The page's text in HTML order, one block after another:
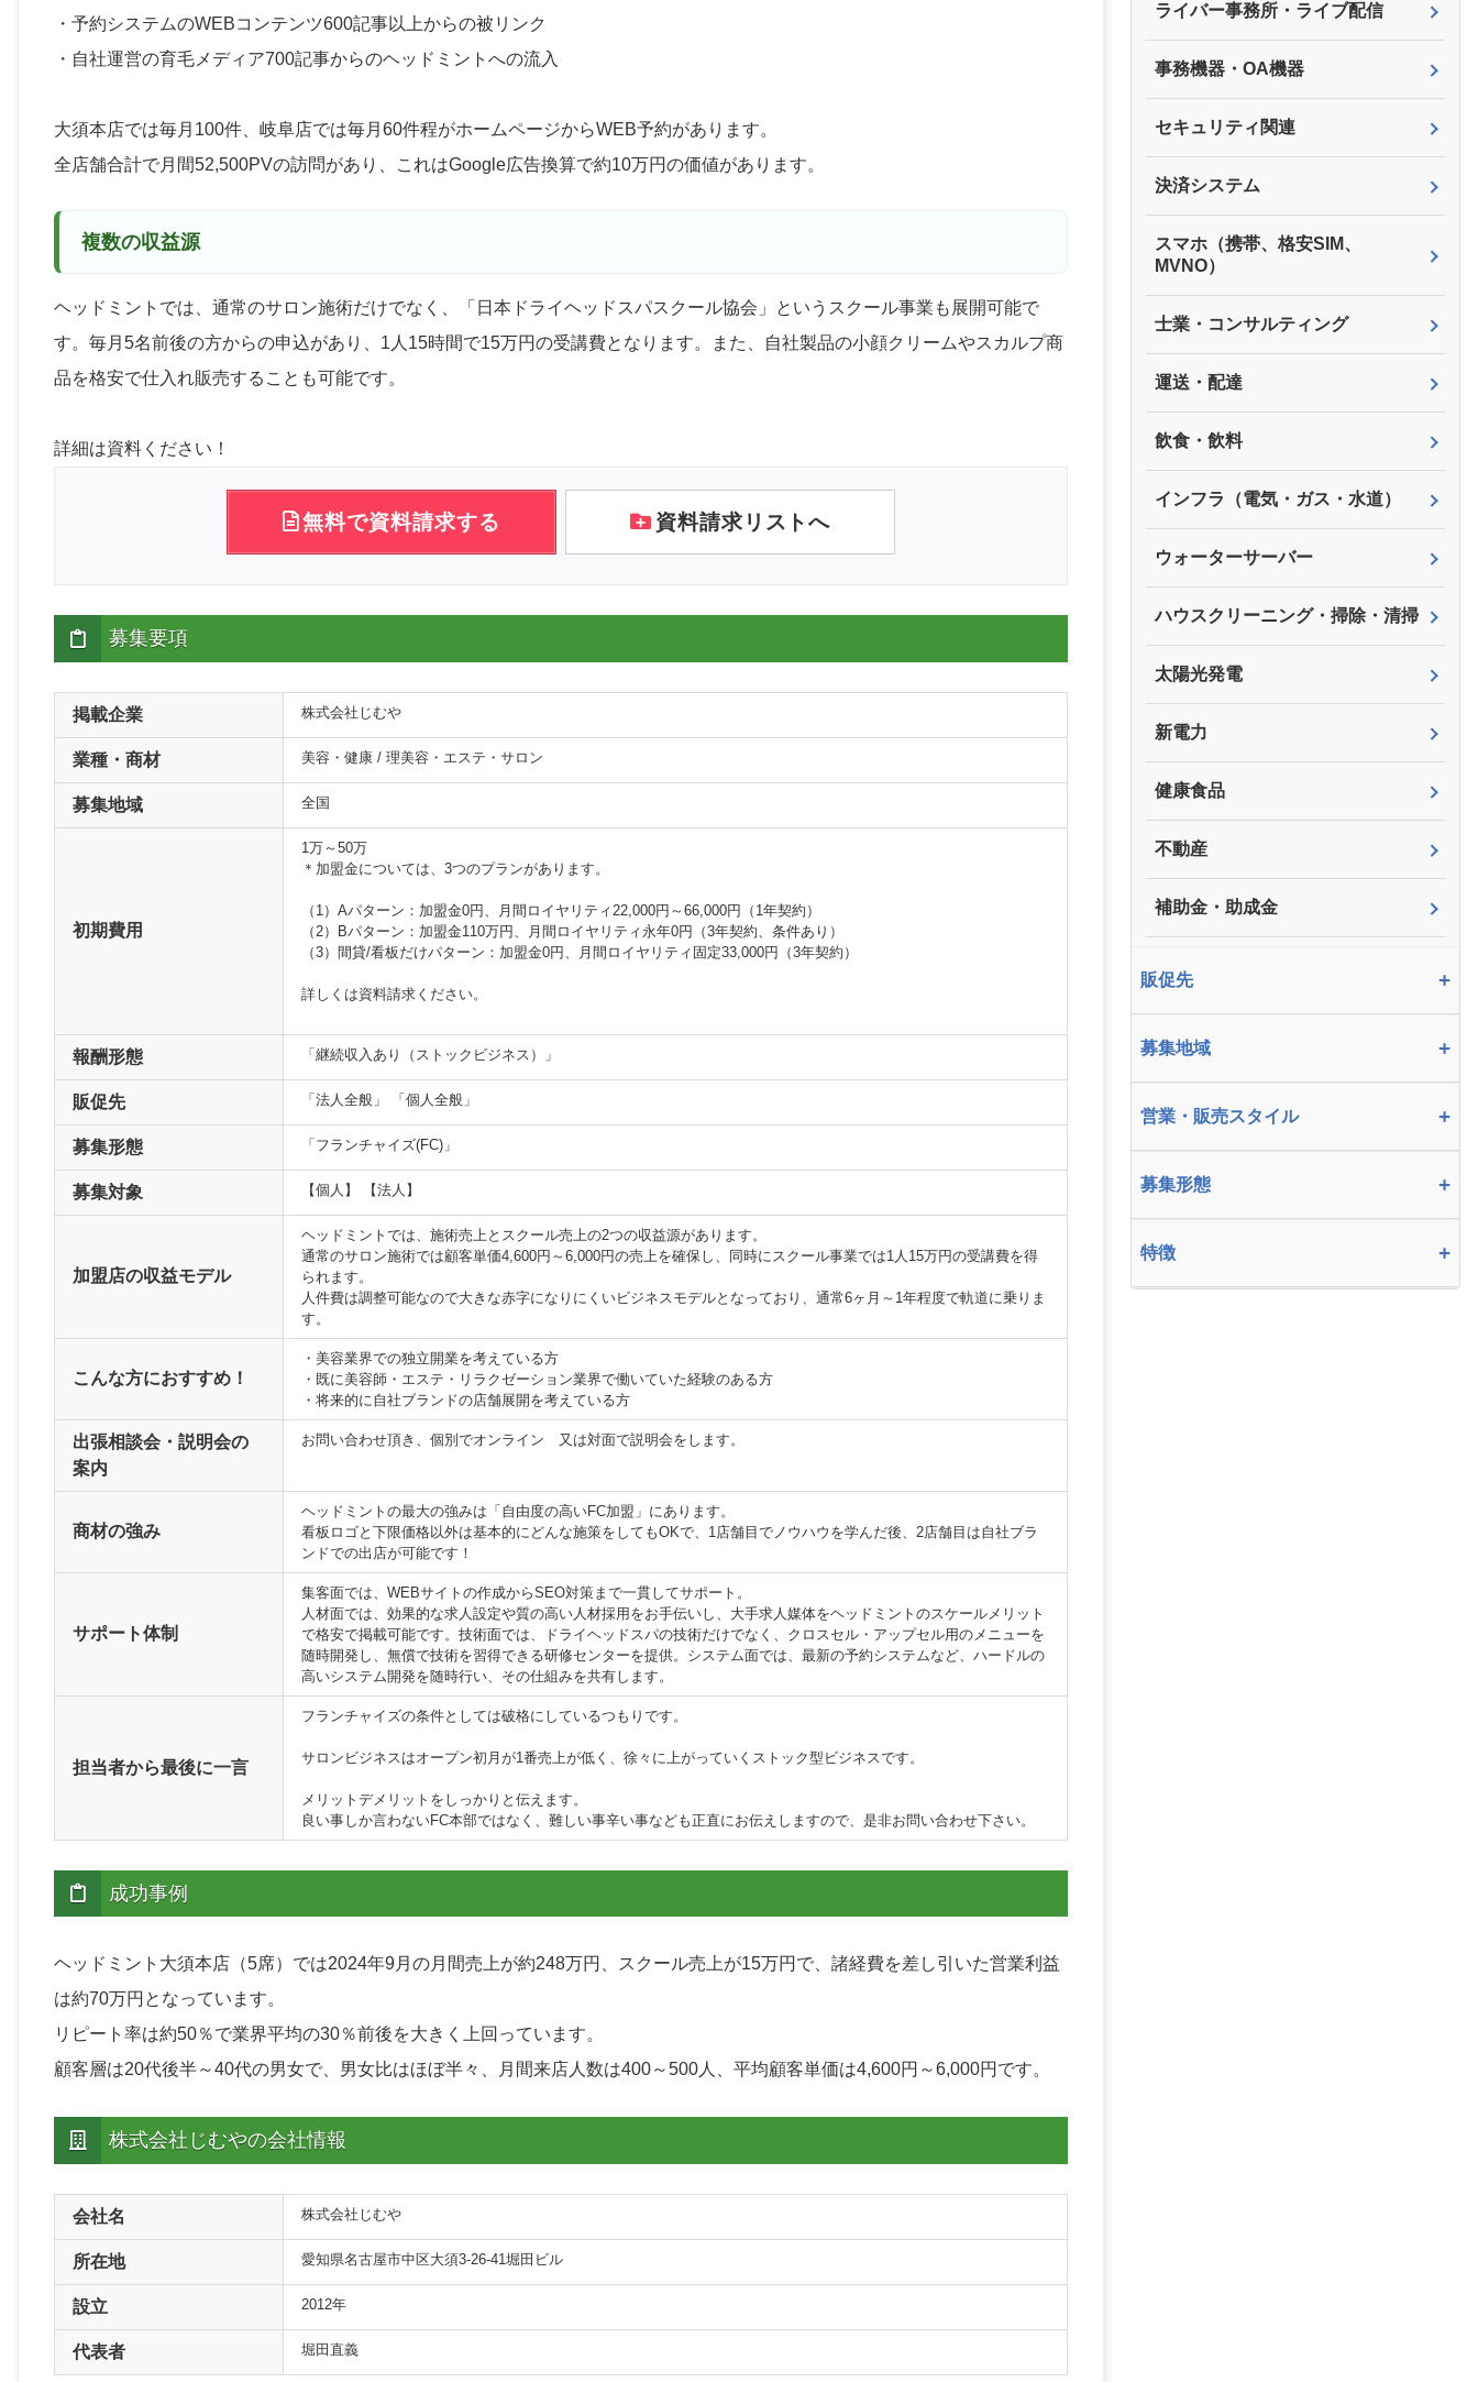
・予約システムのWEBコンテンツ600記事以上からの被リンク
・自社運営の育毛メディア700記事からのヘッドミントへの流入
大須本店では毎月100件、岐阜店では毎月60件程がホームページからWEB予約があります。
全店舗合計で月間52,500PVの訪問があり、これはGoogle広告換算で約10万円の価値があります。
複数の収益源
ヘッドミントでは、通常のサロン施術だけでなく、「日本ドライヘッドスパスクール協会」というスクール事業も展開可能で
す。毎月5名前後の方からの申込があり、1人15時間で15万円の受講費となります。また、自社製品の小顔クリームやスカルプ商
品を格安で仕入れ販売することも可能です。
詳細は資料ください！
無料で資料請求する 資料請求リストへ
募集要項
掲載企業 株式会社じむや
業種・商材 美容・健康 / 理美容・エステ・サロン
募集地域 全国
初期費用
1万～50万
＊加盟金については、3つのプランがあります。
（1）Aパターン：加盟金0円、月間ロイヤリティ22,000円～66,000円（1年契約）
（2）Bパターン：加盟金110万円、月間ロイヤリティ永年0円（3年契約、条件あり）
（3）間貸/看板だけパターン：加盟金0円、月間ロイヤリティ固定33,000円（3年契約）
詳しくは資料請求ください。
報酬形態 「継続収入あり（ストックビジネス）」
販促先 「法人全般」 「個人全般」
募集形態 「フランチャイズ(FC)」
募集対象 【個人】 【法人】
加盟店の収益モデル
ヘッドミントでは、施術売上とスクール売上の2つの収益源があります。
通常のサロン施術では顧客単価4,600円～6,000円の売上を確保し、同時にスクール事業では1人15万円の受講費を得
られます。
人件費は調整可能なので大きな赤字になりにくいビジネスモデルとなっており、通常6ヶ月～1年程度で軌道に乗りま
す。
こんな方におすすめ！
・美容業界での独立開業を考えている方
・既に美容師・エステ・リラクゼーション業界で働いていた経験のある方
・将来的に自社ブランドの店舗展開を考えている方
出張相談会・説明会の
案内
お問い合わせ頂き、個別でオンライン 又は対面で説明会をします。
商材の強み
ヘッドミントの最大の強みは「自由度の高いFC加盟」にあります。
看板ロゴと下限価格以外は基本的にどんな施策をしてもOKで、1店舗目でノウハウを学んだ後、2店舗目は自社ブラ
ンドでの出店が可能です！
サポート体制
集客面では、WEBサイトの作成からSEO対策まで一貫してサポート。
人材面では、効果的な求人設定や質の高い人材採用をお手伝いし、大手求人媒体をヘッドミントのスケールメリット
で格安で掲載可能です。技術面では、ドライヘッドスパの技術だけでなく、クロスセル・アップセル用のメニューを
随時開発し、無償で技術を習得できる研修センターを提供。システム面では、最新の予約システムなど、ハードルの
高いシステム開発を随時行い、その仕組みを共有します。
担当者から最後に一言
フランチャイズの条件としては破格にしているつもりです。
サロンビジネスはオープン初月が1番売上が低く、徐々に上がっていくストック型ビジネスです。
メリットデメリットをしっかりと伝えます。
良い事しか言わないFC本部ではなく、難しい事辛い事なども正直にお伝えしますので、是非お問い合わせ下さい。
成功事例
ヘッドミント大須本店（5席）では2024年9月の月間売上が約248万円、スクール売上が15万円で、諸経費を差し引いた営業利益
は約70万円となっています。
リピート率は約50％で業界平均の30％前後を大きく上回っています。
顧客層は20代後半～40代の男女で、男女比はほぼ半々、月間来店人数は400～500人、平均顧客単価は4,600円～6,000円です。
株式会社じむやの会社情報
会社名 株式会社じむや
所在地 愛知県名古屋市中区大須3-26-41堀田ビル
設立 2012年
代表者 堀田直義
ライバー事務所・ライブ配信
事務機器・OA機器
セキュリティ関連
決済システム
スマホ（携帯、格安SIM、
MVNO）
士業・コンサルティング
運送・配達
飲食・飲料
インフラ（電気・ガス・水道）
ウォーターサーバー
ハウスクリーニング・掃除・清掃
太陽光発電
新電力
健康食品
不動産
補助金・助成金
販促先 +
募集地域 +
営業・販売スタイル +
募集形態 +
特徴 +